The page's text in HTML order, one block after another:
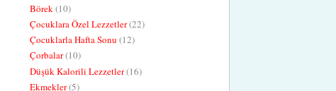
Börek(10)
Çocuklara Özel Lezzetler(22)
Çocuklarla Hafta Sonu (12)
Çorbalar(10)
Düşük Kalorili Lezzetler(16)
Ekmekler(5)